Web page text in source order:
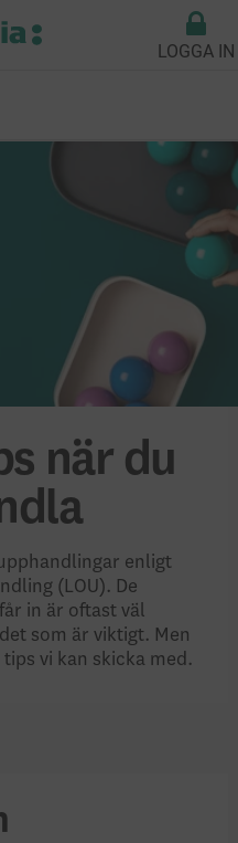
LOGGA IN
när du
enligt
(LOU). De
in är oftast väl
som är viktigt. Men
vi kan skicka med.